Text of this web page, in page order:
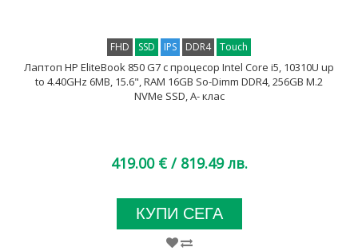
FHD SSD IPS DDR4 Touch
Лаптоп HP EliteBook 850 G7 с процесор Intel Core i5, 10310U up
to 4.40GHz 6MB, 15.6", RAM 16GB So-Dimm DDR4, 256GB M.2
NVMe SSD, A- клас
419.00 € / 819.49 лв.
КУПИ СЕГА